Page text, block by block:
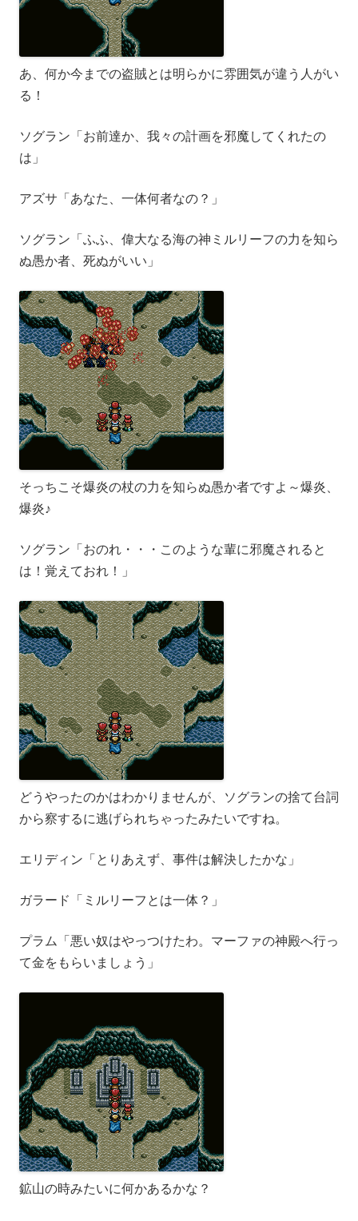
あ、何か今までの盗賊とは明らかに雰囲気が違う人がい
る！
ソグラン「お前達か、我々の計画を邪魔してくれたの
は」
アズサ「あなた、一体何者なの？」
ソグラン「ふふ、偉大なる海の神ミルリーフの力を知ら
ぬ愚か者、死ぬがいい」
そっちこそ爆炎の杖の力を知らぬ愚か者ですよ～爆炎、
爆炎♪
ソグラン「おのれ・・・このような輩に邪魔されると
は！覚えておれ！」
どうやったのかはわかりませんが、ソグランの捨て台詞
から察するに逃げられちゃったみたいですね。
エリディン「とりあえず、事件は解決したかな」
ガラード「ミルリーフとは一体？」
プラム「悪い奴はやっつけたわ。マーファの神殿へ行っ
て金をもらいましょう」
鉱山の時みたいに何かあるかな？